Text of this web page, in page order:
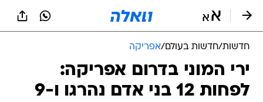
חדשות/חדשות בעולם/אפריקה
ירי המוני בדרום אפריקה:
לפחות 12 בני אדם נהרגו ו-9